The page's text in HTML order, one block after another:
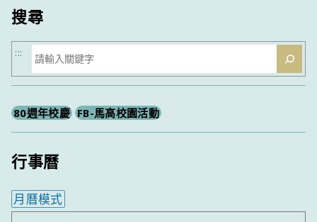
搜尋
搜
尋
:::
80週年校慶 FB-馬高校園活動
行事曆
月曆模式